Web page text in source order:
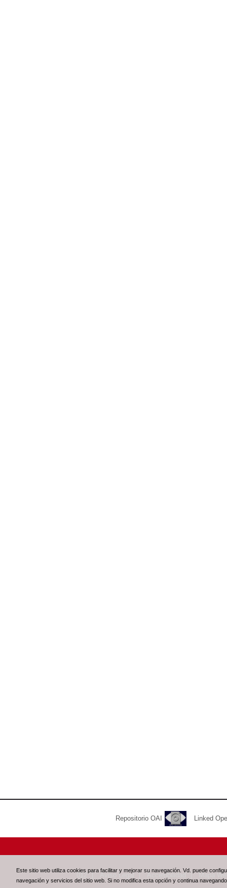
Este sitio web utiliza cookies para facilitar y mejorar su navegación. Vd. puede
navegación y servicios del sitio web. Si no modifica esta opción y continua
Repositorio OAI Linked
012 Aviso Legal Accesibilidad Mapa